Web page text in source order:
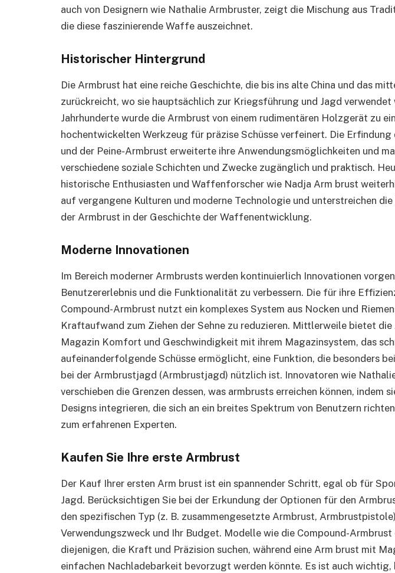
auch von Designern wie Nathalie Armbruster, zeigt die Mischung aus
die diese faszinierende Waffe auszeichnet.
Historischer Hintergrund
Die Armbrust hat eine reiche Geschichte, die bis ins alte China und das
zurückreicht, wo sie hauptsächlich zur Kriegsführung und Jagd verwendet
Jahrhunderte wurde die Armbrust von einem rudimentären Holzgerät zu
hochentwickelten Werkzeug für präzise Schüsse verfeinert. Die
und der Peine-Armbrust erweiterte ihre Anwendungsmöglichkeiten und
verschiedene soziale Schichten und Zwecke zugänglich und praktisch.
historische Enthusiasten und Waffenforscher wie Nadja Arm brust
auf vergangene Kulturen und moderne Technologie und unterstreichen
der Armbrust in der Geschichte der Waffenentwicklung.
Moderne Innovationen
Im Bereich moderner Armbrusts werden kontinuierlich Innovationen
Benutzererlebnis und die Funktionalität zu verbessern. Die für ihre
Compound-Armbrust nutzt ein komplexes System aus Nocken und
Kraftaufwand zum Ziehen der Sehne zu reduzieren. Mittlerweile bietet
Magazin Komfort und Geschwindigkeit mit ihrem Magazinsystem, das
aufeinanderfolgende Schüsse ermöglicht, eine Funktion, die besonders
bei der Armbrustjagd (Armbrustjagd) nützlich ist. Innovatoren wie
verschieben die Grenzen dessen, was armbrusts erreichen können, indem
Designs integrieren, die sich an ein breites Spektrum von Benutzern
zum erfahrenen Experten.
Kaufen Sie Ihre erste Armbrust
Der Kauf Ihrer ersten Arm brust ist ein spannender Schritt, egal ob für
Jagd. Berücksichtigen Sie bei der Erkundung der Optionen für den
den spezifischen Typ (z. B. zusammengesetzte Armbrust,
Verwendungszweck und Ihr Budget. Modelle wie die Compound-
diejenigen, die Kraft und Präzision suchen, während eine Arm brust mit
einfachen Nachladebarkeit bevorzugt werden könnte. Es ist auch wichtig,